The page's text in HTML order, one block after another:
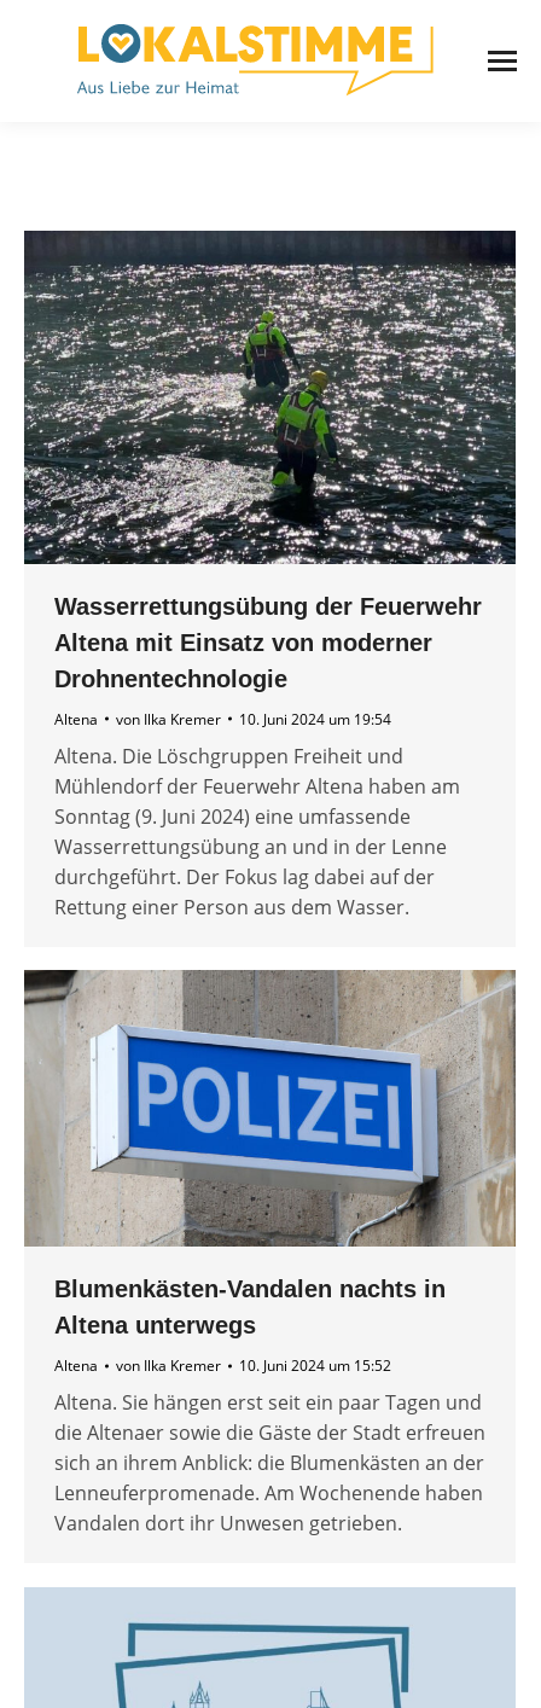
Wasserrettungsübung der Feuerwehr
Altena mit Einsatz von moderner
Drohnentechnologie
Altena von Ilka Kremer 10. Juni 2024 um 19:54
Altena. Die Löschgruppen Freiheit und
Mühlendorf der Feuerwehr Altena haben am
Sonntag (9. Juni 2024) eine umfassende
Wasserrettungsübung an und in der Lenne
durchgeführt. Der Fokus lag dabei auf der
Rettung einer Person aus dem Wasser.
Blumenkästen-Vandalen nachts in
Altena unterwegs
Altena von Ilka Kremer 10. Juni 2024 um 15:52
Altena. Sie hängen erst seit ein paar Tagen und
die Altenaer sowie die Gäste der Stadt erfreuen
sich an ihrem Anblick: die Blumenkästen an der
Lenneuferpromenade. Am Wochenende haben
Vandalen dort ihr Unwesen getrieben.